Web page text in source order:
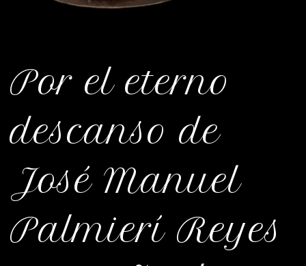
Por el eterno
descanso de
José Manuel
Palmierí Reyes